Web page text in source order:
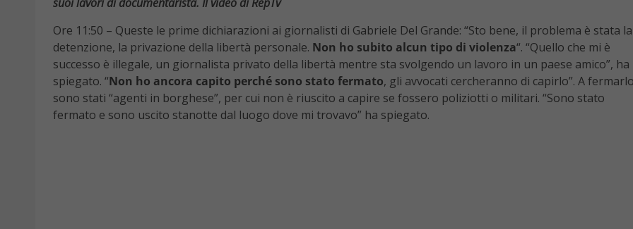
Ore 11:50 – Queste le prime dichiarazioni ai giornalisti di Gabriele Del Grande: “Sto bene, il problema è stata la
detenzione, la privazione della libertà personale. Non ho subito alcun tipo di violenza“. “Quello che mi è
successo è illegale, un giornalista privato della libertà mentre sta svolgendo un lavoro in un paese amico”, ha
spiegato. “Non ho ancora capito perché sono stato fermato, gli avvocati cercheranno di capirlo”. A
sono stati “agenti in borghese”, per cui non è riuscito a capire se fossero poliziotti o militari. “Sono stato
fermato e sono uscito stanotte dal luogo dove mi trovavo” ha spiegato.